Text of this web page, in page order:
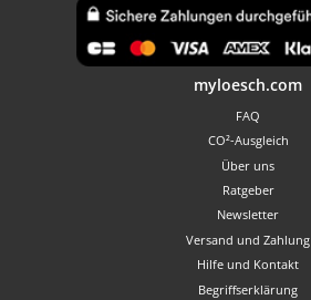
myloesch.com
FAQ
CO²-Ausgleich
Über uns
Ratgeber
Newsletter
Versand und Zahlung
Hilfe und Kontakt
Begriffserklärung